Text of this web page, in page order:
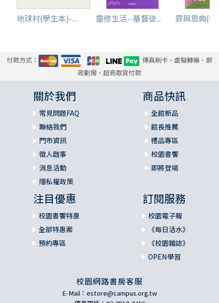
地球村(學生本)-... 靈修生活--基督徒... 罪與恩典(
付款方式：
傳真刷卡、虛擬轉帳、郵
政劃撥、超商取貨付款
關於我們
常見問題FAQ
聯絡我們
門市資訊
徵人啟事
消息活動
隱私權政策
商品快訊
全館新品
館長推薦
禮品專區
校園書饗
即將登場
注目優惠
校園書饗特惠
全部特惠案
預約專區
訂閱服務
校園電子報
《每日活水》
《校園雜誌》
OPEN學習
校園網路書房客服
E-Mail： estore@campus.org.tw